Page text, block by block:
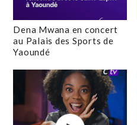
Dena Mwana en concert
au Palais des Sports de
Yaoundé